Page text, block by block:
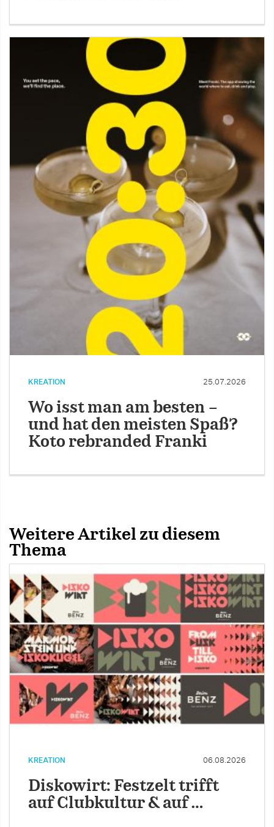
KREATION 25.07.2026
Wo isst man am besten –
und hat den meisten Spaß?
Koto rebranded Franki
Weitere Artikel zu diesem
Thema
KREATION 06.08.2026
Diskowirt: Festzelt trifft
auf Clubkultur & auf …